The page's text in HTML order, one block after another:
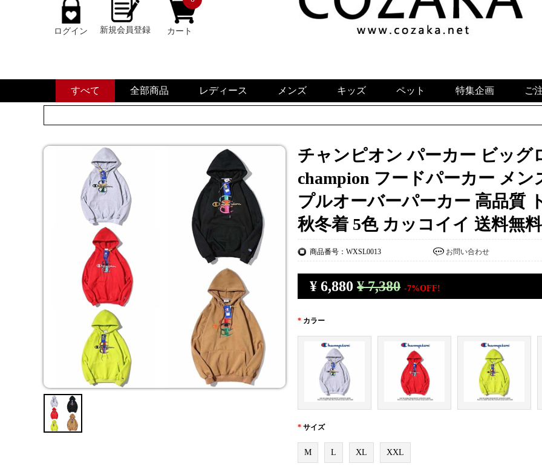
ログイン 新規会員登録 カート
すべて 全部商品 レディース メンズ キッズ ペット 特集企画 ご
チャンピオン パーカー ビッグ
champion フードパーカー メ
プルオーバーパーカー 高品質
秋冬着 5色 カッコイイ 送料無料
商品番号：WXSL0013 お問い合わせ
¥ 6,880 ¥ 7,380 -7%OFF!
* カラー
* サイズ
M L XL XXL